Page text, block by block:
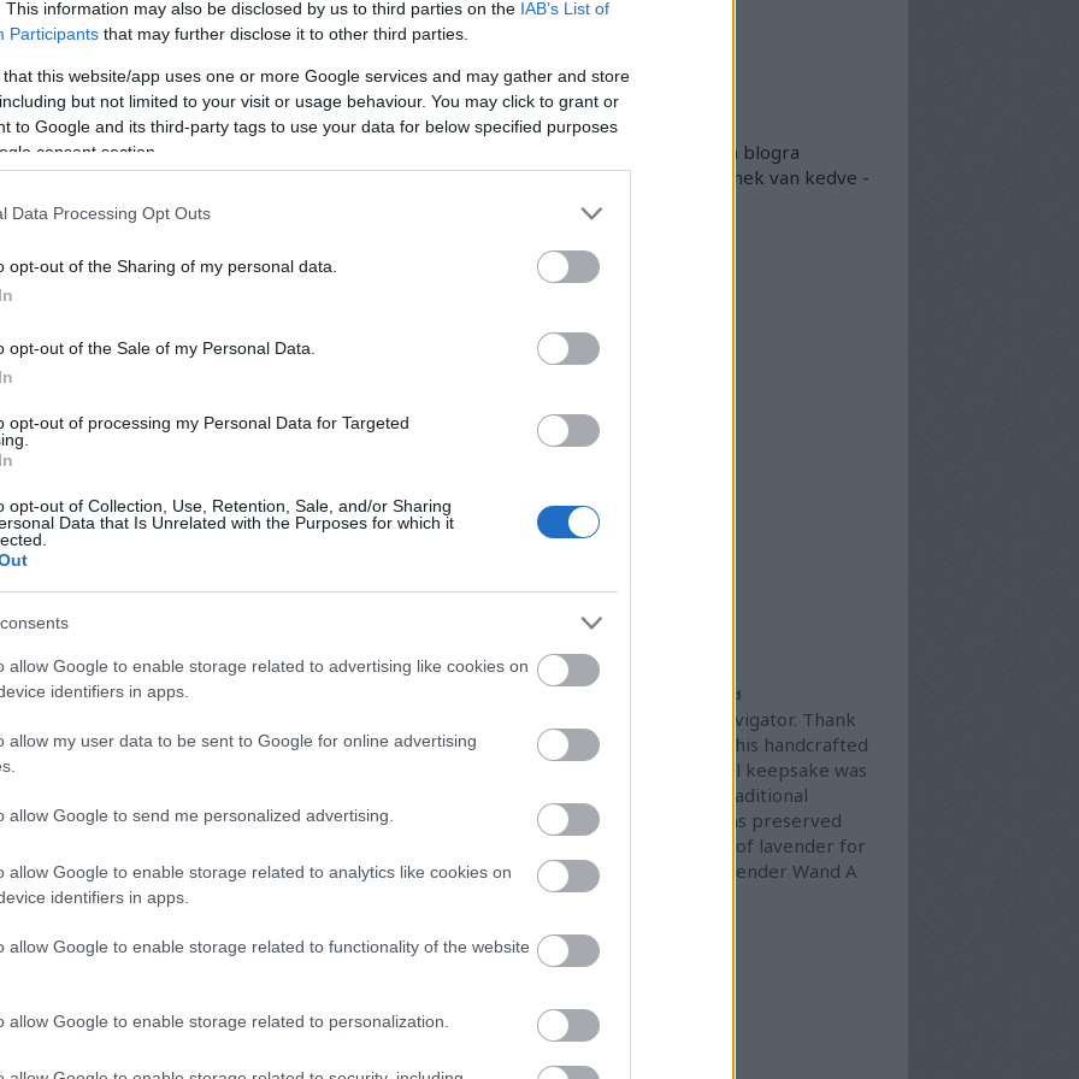
This information may also be disclosed by us to third parties on the IAB’s List of
Participants that may further disclose it to other third parties.
that this website/app uses one or more Google services and may gather and store
but not limited to your visit or usage behaviour. You may click to grant or
to Google and its third-party tags to use your data for below specified purposes
consent section.
Data Processing Opt Outs
opt-out of the Sharing of my personal data.
opt-out of the Sale of my Personal Data.
opt-out of processing my Personal Data for Targeted
opt-out of Collection, Use, Retention, Sale, and/or Sharing
Data that Is Unrelated with the Purposes for which it
allow Google to enable storage related to advertising like cookies on
identifiers in apps.
allow my user data to be sent to Google for online advertising
allow Google to send me personalized advertising.
allow Google to enable storage related to analytics like cookies on
identifiers in apps.
allow Google to enable storage related to functionality of the website
allow Google to enable storage related to personalization.
api/trackback/id/17781306
felhasználói tartalomnak minősülnek, értük a
nem vállal, azokat nem ellenőrzi. Kifogás esetén forduljon a blog
feltételekbenés azadatvédelmi tájékoztatóban.
2022.03.17. 16:23:13
video előtt
támogató propaganda fut. Azt még az
ezeket a videókat nézik, nem a
magukat az összes ilyen helyre.
valóságtól, ezt a javukra kell írni.
megy, a VR alkalmazásfejlesztésrõl szóló
automatikusan osztja az "áldást" az IP
Dokumentumtár
Dokumentumok
Itt egyben található meg a blogra
felkerült összes doksi, akinek van kedve -
bogarásszon köztük...
Archívum
2025 március
2025 február
2024 december
2024 november
2024 augusztus
Tovább...
Blogajánló
The Story of Your Lavender Wand
Welcome to The Celtic Navigator. Thank
you for giving a home to this handcrafted
Lavender Wand. This small keepsake was
made with care, using a traditional
weaving technique that has preserved
the beauty and fragrance of lavender for
generations. What is a Lavender Wand A
Lavender Wand is…
Moderálási elvek